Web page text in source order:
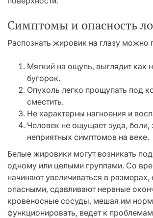
Симптомы и опасность
Распознать жировик на глазу можно
Мягкий на ощупь, выглядит как
бугорок.
Опухоль легко прощупать под
сместить.
Не характерны нагноения и
Человек не ощущает зуда,
неприятных симптомов на веке.
Белые жировики могут возникать
одному или целыми группами. Со
начинают увеличиваться в размерах,
опасными, сдавливают нервные
кровеносные сосуды, мешая им
функционировать, ведет к